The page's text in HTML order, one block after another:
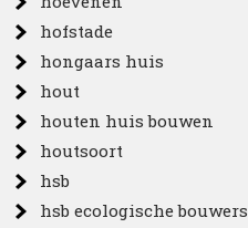
hofstade
hongaars huis
hout
houten huis bouwen
houtsoort
hsb
hsb ecologische bouwers